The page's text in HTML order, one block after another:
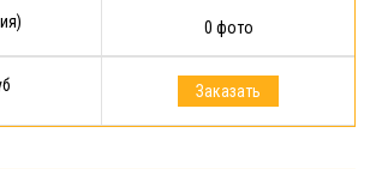
0 фото
Заказать